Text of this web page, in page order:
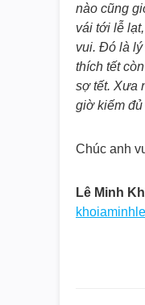
nào cũng
vái tới lễ
vui. Đó là lý
thích tết
sợ tết. Xưa
giờ kiếm
Chúc anh
Lê Minh